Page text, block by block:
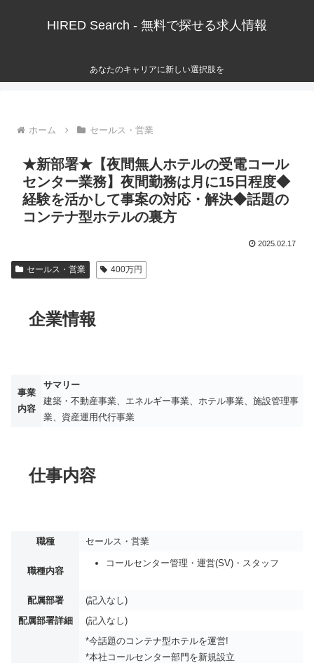
HIRED Search - 無料で探せる求人情報
あなたのキャリアに新しい選択肢を
ホーム セールス・営業
★新部署★【夜間無人ホテルの受電コール
センター業務】夜間勤務は月に15日程度◆
経験を活かして事案の対応・解決◆話題の
コンテナ型ホテルの裏方
2025.02.17
セールス・営業 400万円
企業情報
事業
内容
サマリー
建築・不動産事業、エネルギー事業、ホテル事業、施設管理事
業、資産運用代行事業
仕事内容
職種 セールス・営業
職種内容
コールセンター管理・運営(SV)・スタッフ
配属部署
(記入なし)
配属部署詳細
(記入なし)
*今話題のコンテナ型ホテルを運営!
*本社コールセンター部門を新規設立